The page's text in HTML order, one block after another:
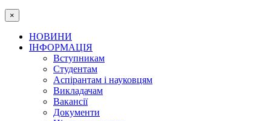
×
НОВИНИ
ІНФОРМАЦІЯ
Вступникам
Студентам
Аспірантам і науковцям
Викладачам
Вакансії
Документи